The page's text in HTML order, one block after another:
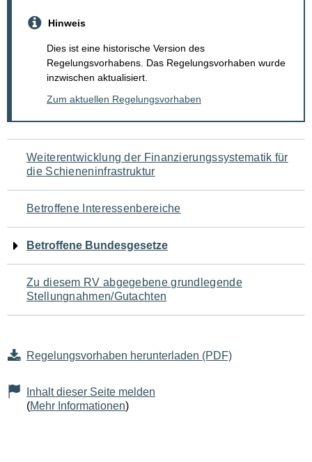
Hinweis
Dies ist eine historische Version des
Regelungsvorhabens. Das Regelungsvorhaben wurde
inzwischen aktualisiert.
Zum aktuellen Regelungsvorhaben
Navigation
für
den
Seiteninhalt
Weiterentwicklung der Finanzierungssystematik für
die Schieneninfrastruktur
Betroffene Interessenbereiche
Betroffene Bundesgesetze
Zu diesem RV abgegebene grundlegende
Stellungnahmen/Gutachten
Regelungsvorhaben herunterladen (PDF)
Inhalt dieser Seite melden
(Mehr Informationen)